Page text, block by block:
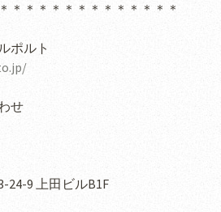
＊＊＊＊＊＊＊＊＊＊＊＊＊
ポルト
せ
24-9 上田ビルB1F